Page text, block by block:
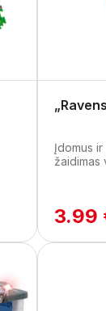
Įdomus
žaidimas
3.99